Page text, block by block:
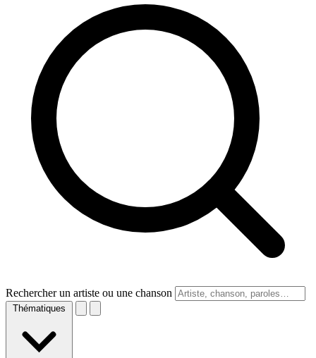
Rechercher un artiste ou une chanson
Thématiques